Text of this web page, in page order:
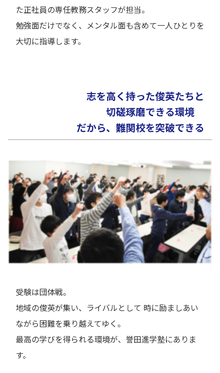
た正社員の専任教務スタッフが担当。
勉強面だけでなく、メンタル面も含めて一人ひとりを
大切に指導します。
志を高く持った俊英たちと
切磋琢磨できる環境
だから、難関校を突破できる
受験は団体戦。
地域の俊英が集い、ライバルとして 時に励ましあい
ながら困難を乗り越えてゆく。
最高の学びを得られる環境が、誉田進学塾にありま
す。